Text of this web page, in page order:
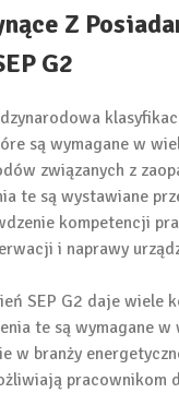
Z
G2
są wymagane w
związanych z
te są wystawiane
kompetencji
i naprawy
SEP G2 daje wiele
te są wymagane
w branży
pracownikom